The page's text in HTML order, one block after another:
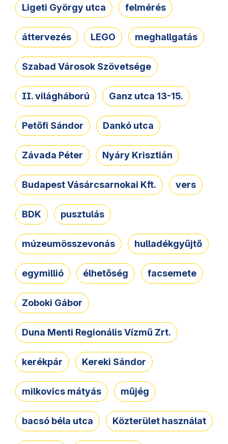
Ligeti György utca felmérés
áttervezés LEGO meghallgatás
Szabad Városok Szövetsége
II. világháború Ganz utca 13-15.
Petőfi Sándor Dankó utca
Závada Péter Nyáry Krisztián
Budapest Vásárcsarnokai Kft. vers
BDK pusztulás
múzeumösszevonás hulladékgyűjtő
egymillió élhetőség facsemete
Zoboki Gábor
Duna Menti Regionális Vízmű Zrt.
kerékpár Kereki Sándor
milkovics mátyás műjég
bacsó béla utca Közterület használat